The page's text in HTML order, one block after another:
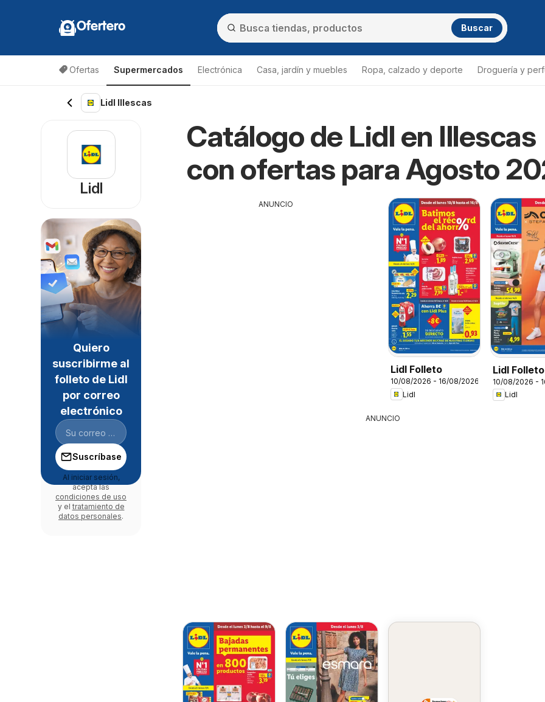
Ofertero Buscar
Ofertas Supermercados Electrónica Casa, jardín y muebles Ropa, calzado y deporte Droguería y
Lidl Illescas
Catálogo de Lidl en Illescas
con ofertas para Agosto
ANUNCIO
Lidl Folleto
10/08/2026 - 16/08/2026
Lidl
Lidl
bazar
10/08/2026 -
Lidl
ANUNCIO
Lidl
Quiero
suscribirme al
folleto de Lidl
por correo
electrónico
Suscríbase
Al iniciar sesión,
acepta las
condiciones de uso
y el tratamiento de
datos personales.